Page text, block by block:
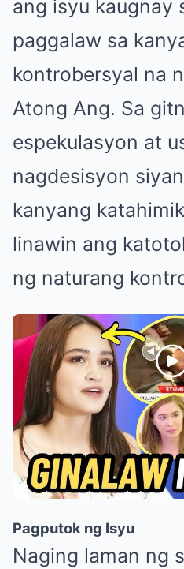
ang isyu kaugnay
paggalaw sa
kontrobersyal na
Atong Ang. Sa
espekulasyon at
nagdesisyon
kanyang
linawin ang
ng naturang
Pagputok ng Isyu
Naging laman ng